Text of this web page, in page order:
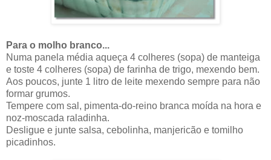
Para o molho branco...
Numa panela média aqueça 4 colheres (sopa) de manteiga
e toste 4 colheres (sopa) de farinha de trigo, mexendo bem.
Aos poucos, junte 1 litro de leite mexendo sempre para não
formar grumos.
Tempere com sal, pimenta-do-reino branca moída na hora e
noz-moscada raladinha.
Desligue e junte salsa, cebolinha, manjericão e tomilho
picadinhos.